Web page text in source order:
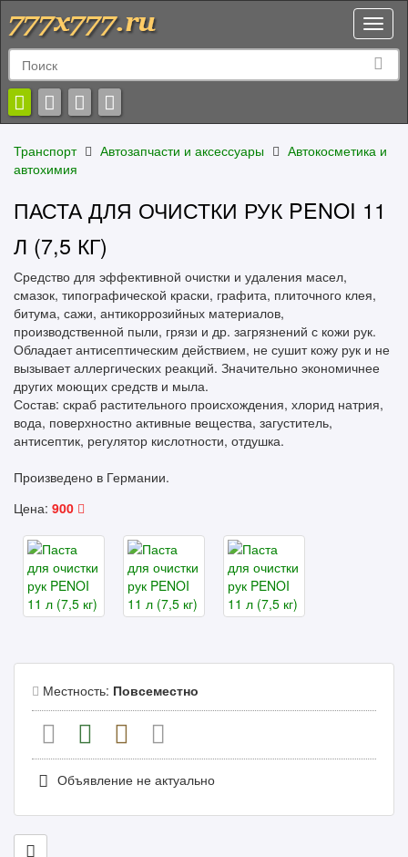
Транспорт Автозапчасти и аксессуары
Автокосметика и
автохимия
ПАСТА ДЛЯ ОЧИСТКИ РУК PENOI 11
Л (7,5 КГ)
Средство для эффективной очистки и удаления масел,
смазок, типографической краски, графита, плиточного клея,
битума, сажи, антикоррозийных материалов,
производственной пыли, грязи и др. загрязнений с кожи рук.
Обладает антисептическим действием, не сушит кожу рук и не
вызывает аллергических реакций. Значительно экономичнее
других моющих средств и мыла.
Состав: скраб растительного происхождения, хлорид натрия,
вода, поверхностно активные вещества, загуститель,
антисептик, регулятор кислотности, отдушка.
Произведено в Германии.
Цена: 900
Местность: Повсеместно
Объявление не актуально